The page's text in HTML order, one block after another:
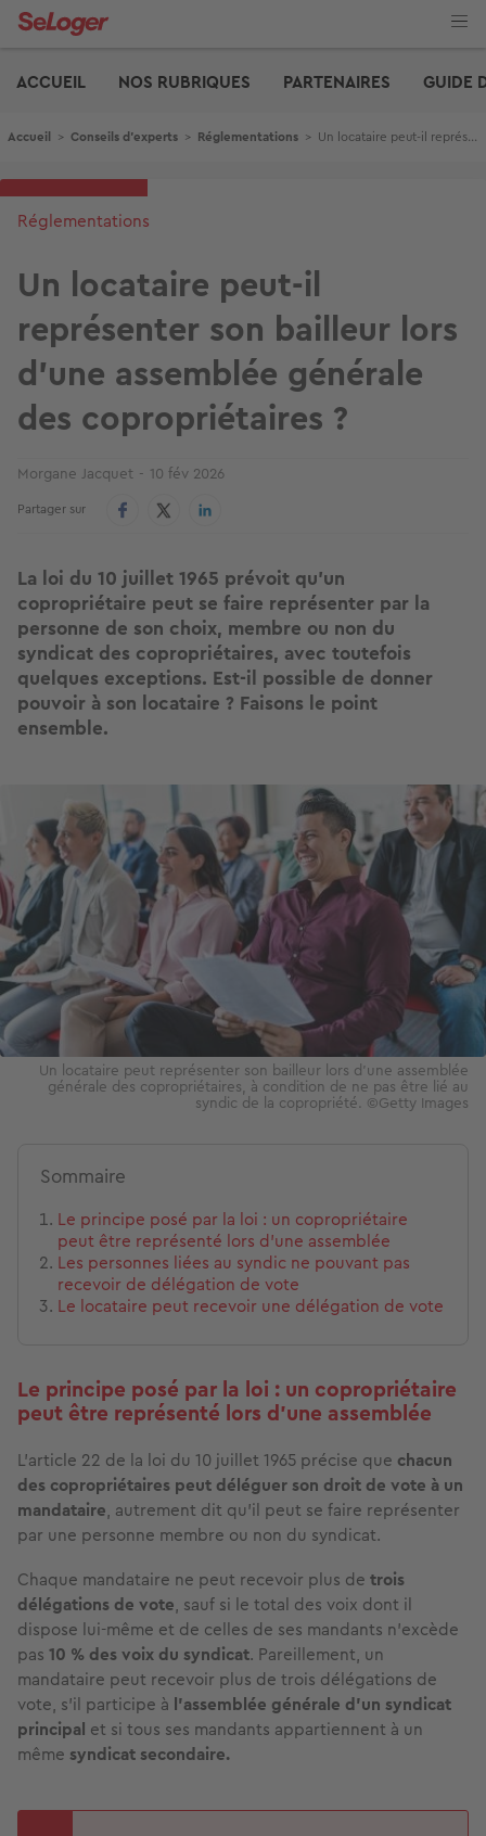
Aller
ACCUEIL
NOS RUBRIQUES PARTENAIRES GUIDE
Fil d'Ariane
Accueil > Conseils d'experts > Réglementations > Un locataire peut-il représenter son bailleur lors d’une assemblée générale des copropriétaires ?
Réglementations
Un locataire peut-il
représenter son bailleur lors
d’une assemblée générale
des copropriétaires ?
Morgane Jacquet 10 fév 2026
Partager sur
La loi du 10 juillet 1965 prévoit qu’un
copropriétaire peut se faire représenter par la
personne de son choix, membre ou non du
syndicat des copropriétaires, avec toutefois
quelques exceptions. Est-il possible de donner
pouvoir à son locataire ? Faisons le point
ensemble.
Un locataire peut représenter son bailleur lors d’une assemblée
générale des copropriétaires, à condition de ne pas être lié au
syndic de la copropriété. ©Getty Images
Sommaire
Le principe posé par la loi : un copropriétaire
peut être représenté lors d’une assemblée
Les personnes liées au syndic ne pouvant pas
recevoir de délégation de vote
Le locataire peut recevoir une délégation de vote
Le principe posé par la loi : un copropriétaire
peut être représenté lors d’une assemblée
L’article 22 de la loi du 10 juillet 1965 précise que chacun
des copropriétaires peut déléguer son droit de vote à un
mandataire, autrement dit qu’il peut se faire représenter
par une personne membre ou non du syndicat.
Chaque mandataire ne peut recevoir plus de trois
délégations de vote, sauf si le total des voix dont il
dispose lui-même et de celles de ses mandants n'excède
pas 10 % des voix du syndicat. Pareillement, un
mandataire peut recevoir plus de trois délégations de
vote, s'il participe à l'assemblée générale d'un syndicat
principal et si tous ses mandants appartiennent à un
même syndicat secondaire.